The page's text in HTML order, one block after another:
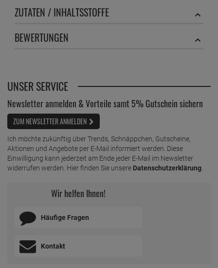
ZUTATEN / INHALTSSTOFFE
BEWERTUNGEN
UNSER SERVICE
Newsletter anmelden & Vorteile samt 5% Gutschein sichern
ZUM NEWSLETTER ANMELDEN
Ich möchte zukünftig über Trends, Schnäppchen, Gutscheine,
Aktionen und Angebote per E-Mail informiert werden. Diese
Einwilligung kann jederzeit am Ende jeder E-Mail im Newsletter
widerrufen werden. Hier finden Sie unsere Datenschutzerklärung
Wir helfen Ihnen!
Häufige Fragen
Kontakt